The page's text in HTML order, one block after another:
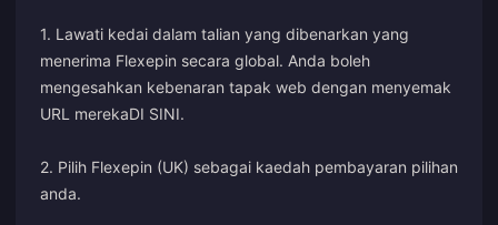
1. Lawati kedai dalam talian yang dibenarkan yang
menerima Flexepin secara global. Anda boleh
mengesahkan kebenaran tapak web dengan menyemak
URL merekaDI SINI.
2. Pilih Flexepin (UK) sebagai kaedah pembayaran pilihan
anda.